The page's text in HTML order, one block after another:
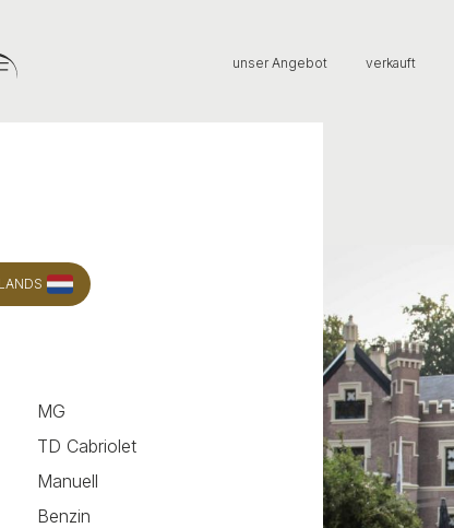
unser Angebot verkauft
MG
TD Cabriolet
Manuell
Benzin